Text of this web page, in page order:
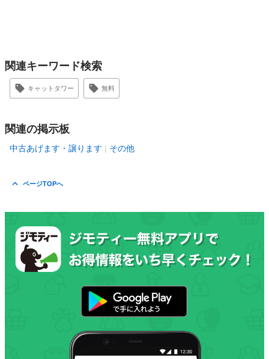
関連キーワード検索
キャットタワー 無料
関連の掲示板
中古あげます・譲ります その他
ページTOPへ